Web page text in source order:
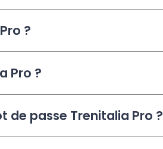
?
Pro ?
de passe Trenitalia Pro ?